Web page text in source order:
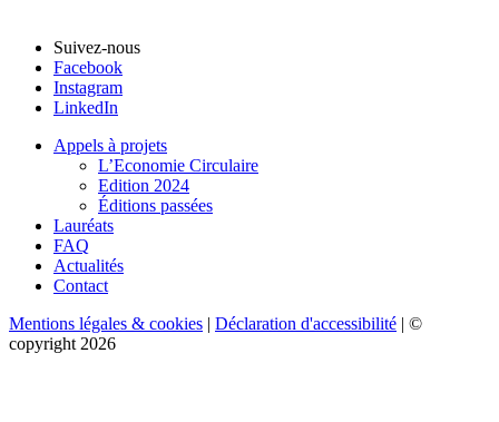
Suivez-nous
Facebook
Instagram
LinkedIn
Appels à projets
L’Economie Circulaire
Edition 2024
Éditions passées
Lauréats
FAQ
Actualités
Contact
Mentions légales & cookies | Déclaration d'accessibilité | ©
copyright 2026